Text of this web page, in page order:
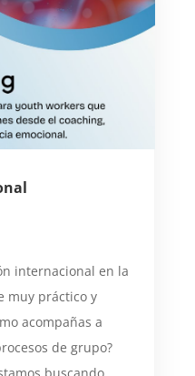
internacional en la
muy práctico y
acompañas a
de grupo?
buscando